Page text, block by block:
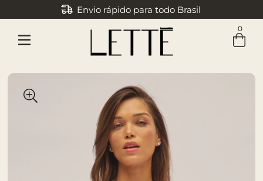
Envio rápido para todo Brasil
Parcele em até 3x sem juros
0